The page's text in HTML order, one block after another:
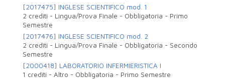
[2017475] INGLESE SCIENTIFICO mod. 1
2 crediti - Lingua/Prova Finale - Obbligatoria - Primo
Semestre
[2017476] INGLESE SCIENTIFICO mod. 2
2 crediti - Lingua/Prova Finale - Obbligatoria - Secondo
Semestre
[2000418] LABORATORIO INFERMIERISTICA I
1 crediti -Altro - Obbligatoria - Primo Semestre